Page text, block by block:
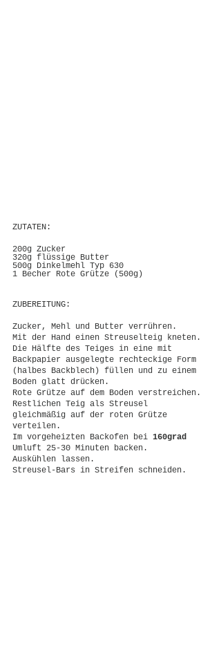
ZUTATEN:
200g Zucker
320g flüssige Butter
500g Dinkelmehl Typ 630
1 Becher Rote Grütze (500g)
ZUBEREITUNG:
Zucker, Mehl und Butter verrühren.
Mit der Hand einen Streuselteig kneten.
Die Hälfte des Teiges in eine mit
Backpapier ausgelegte rechteckige Form
(halbes Backblech) füllen und zu einem
Boden glatt drücken.
Rote Grütze auf dem Boden verstreichen.
Restlichen Teig als Streusel
gleichmäßig auf der roten Grütze
verteilen.
Im vorgeheizten Backofen bei 160grad
Umluft 25-30 Minuten backen.
Auskühlen lassen.
Streusel-Bars in Streifen schneiden.